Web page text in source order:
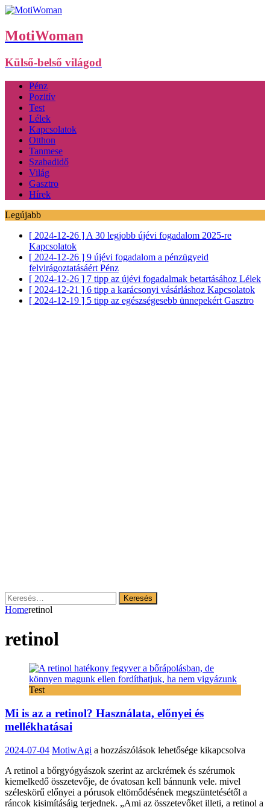
MotiWoman
Külső-belső világod
Pénz
Pozitív
Test
Lélek
Kapcsolatok
Otthon
Tanmese
Szabadidő
Világ
Gasztro
Hírek
Legújabb
[ 2024-12-26 ] A 30 legjobb újévi fogadalom 2025-re
Kapcsolatok
[ 2024-12-26 ] 9 újévi fogadalom a pénzügyeid
felvirágoztatásáért Pénz
[ 2024-12-26 ] 7 tipp az újévi fogadalmak betartásához Lélek
[ 2024-12-21 ] 6 tipp a karácsonyi vásárláshoz Kapcsolatok
[ 2024-12-19 ] 5 tipp az egészségesebb ünnepekért Gasztro
Keresés:
Homeretinol
retinol
Test
Mi is az a retinol? Használata, előnyei és
mellékhatásai
2024-07-04 MotiwAgi Mi
az
a
retinol?
Használata,
a hozzászólások lehetősége kikapcsolva
A retinol a bőrgyógyászok szerint az arckrémek és szérumok
kiemelkedő összetevője, de óvatosan kell bánnunk vele. mivel
széleskörű előnyei a pórusok eltömődésének megszüntetésétől a
ráncok kisimításáig terjednek. „Ami az összetevőket illeti, a retinol a